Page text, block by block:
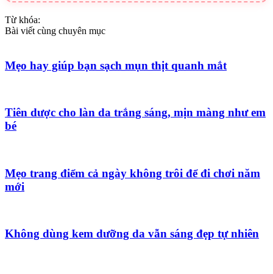
Từ khóa:
Bài viết cùng chuyên mục
Mẹo hay giúp bạn sạch mụn thịt quanh mắt
Tiên dược cho làn da trắng sáng, mịn màng như em
bé
Mẹo trang điểm cả ngày không trôi để đi chơi năm
mới
Không dùng kem dưỡng da vẫn sáng đẹp tự nhiên